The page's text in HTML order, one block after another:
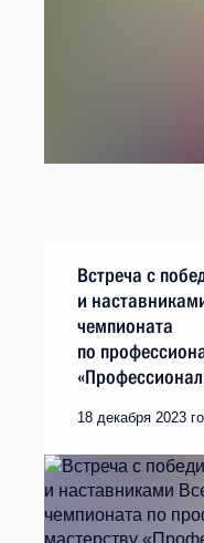
Встреча с
и
чемпионата
по
18 декабря 2023